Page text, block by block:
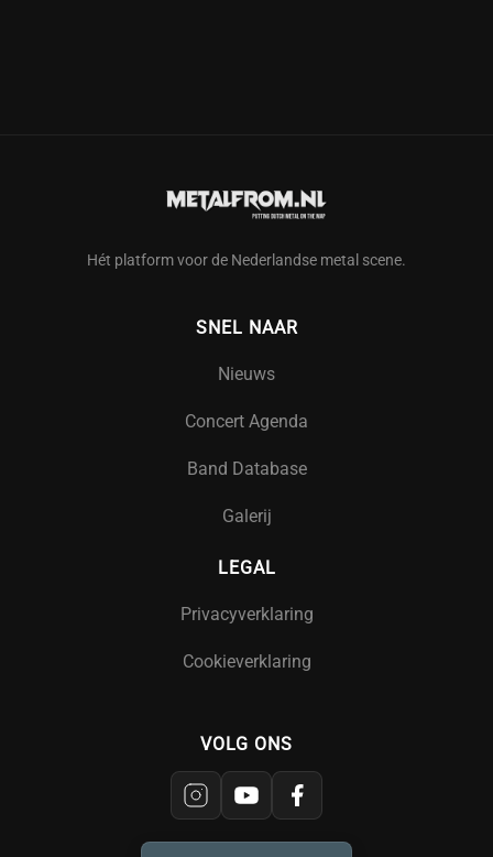
Hét platform voor de Nederlandse metal scene.
SNEL NAAR
Nieuws
Concert Agenda
Band Database
Galerij
LEGAL
Privacyverklaring
Cookieverklaring
VOLG ONS